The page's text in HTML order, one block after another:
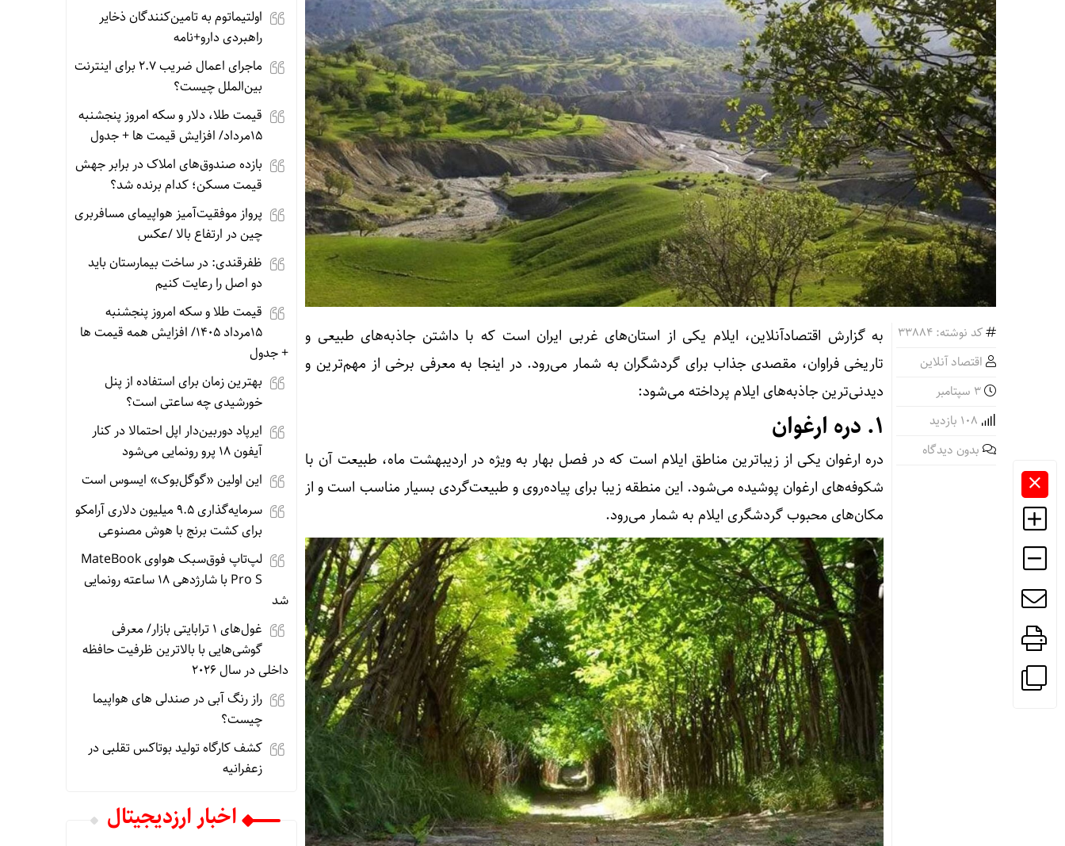
کد نوشته: 33884
اقتصاد آنلاین
بدون دیدگاه
به گزارش اقتصادآنلاین، ایلام یکی از استان‌های غربی ایران است که با داشتن جاذبه‌های طبیعی و
تاریخی فراوان، مقصدی جذاب برای گردشگران به شمار می‌رود. در اینجا به معرفی برخی از مهم‌ترین و
دیدنی‌ترین جاذبه‌های ایلام پرداخته می‌شود:
1. دره ارغوان
دره ارغوان یکی از زیباترین مناطق ایلام است که در فصل بهار به ویژه در اردیبهشت ماه، طبیعت آن با
شکوفه‌های ارغوان پوشیده می‌شود. این منطقه زیبا برای پیاده‌روی و طبیعت‌گردی بسیار مناسب است و از
مکان‌های محبوب گردشگری ایلام به شمار می‌رود.
اولتیماتوم به تامین‌کنندگان ذخایر
راهبردی دارو+نامه
ماجرای اعمال ضریب ۲.۷ برای اینترنت
بین‌الملل چیست؟
قیمت طلا، دلار و سکه امروز پنجشنبه
15مرداد/ افزایش قیمت ها + جدول
بازده صندوق‌های املاک در برابر جهش
قیمت مسکن؛ کدام برنده شد؟
پرواز موفقیت‌آمیز هواپیمای مسافربری
چین در ارتفاع بالا /عکس
ظفرقندی: در ساخت بیمارستان باید
دو اصل را رعایت کنیم
قیمت طلا و سکه امروز پنجشنبه
15مرداد 1405/ افزایش همه قیمت ها
+ جدول
بهترین زمان برای استفاده از پنل
خورشیدی چه ساعتی است؟
ایرپاد دوربین‌دار اپل احتمالا در کنار
آیفون ۱۸ پرو رونمایی می‌شود
این اولین «گوگل‌بوک» ایسوس است
سرمایه‌گذاری ۹.۵ میلیون دلاری آرامکو
برای کشت برنج با هوش مصنوعی
لپ‌تاپ فوق‌سبک هواوی MateBook
Pro S با شارژدهی ۱۸ ساعته رونمایی
شد
غول‌های ۱ ترابایتی بازار/ معرفی
گوشی‌هایی با بالاترین ظرفیت حافظه
داخلی در سال ۲۰۲۶
راز رنگ آبی در صندلی های هواپیما
چیست؟
کشف کارگاه تولید بوتاکس تقلبی در
زعفرانیه
اخبار ارزدیجیتال